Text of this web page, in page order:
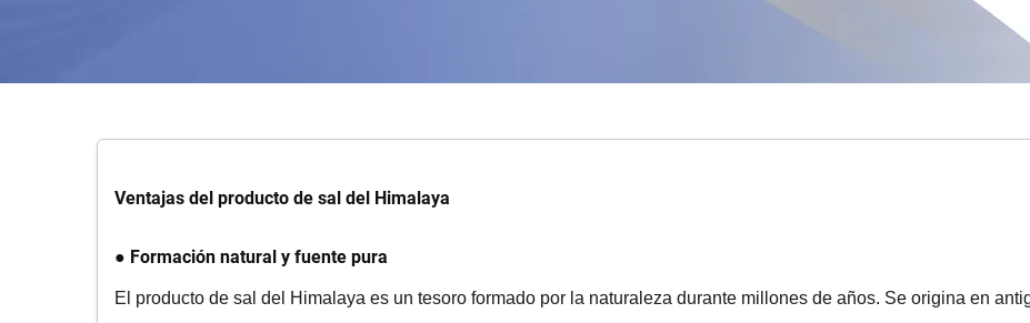
Ventajas del producto de sal del Himalaya
● Formación natural y fuente pura
El producto de sal del Himalaya es un tesoro formado por la naturaleza durante millones de años. Se origina en